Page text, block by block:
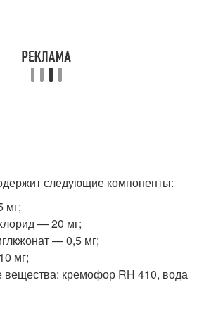
следующие компоненты:
мг;
— 20 мг;
— 0,5 мг;
мг;
вещества: кремофор RH 410, вода